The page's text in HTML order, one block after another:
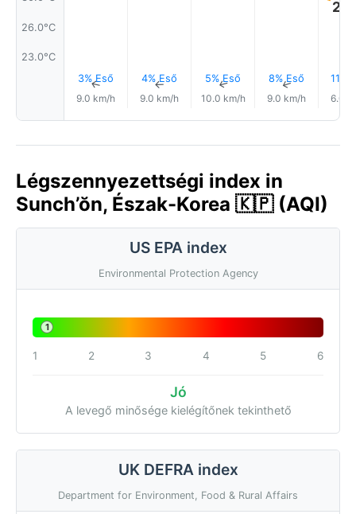
26.0°C
23.0°C
3% Eső
↑
9.0 km/h
4% Eső
↑
9.0 km/h
5% Eső
↑
10.0 km/h
8% Eső
↑
9.0 km/h
11%
6.0
Légszennyezettségi index in
Sunch’ŏn, Észak-Korea 🇰🇵 (AQI)
US EPA index
Environmental Protection Agency
1
1 2 3 4 5 6
Jó
A levegő minősége kielégítőnek tekinthető
UK DEFRA index
Department for Environment, Food & Rural Affairs